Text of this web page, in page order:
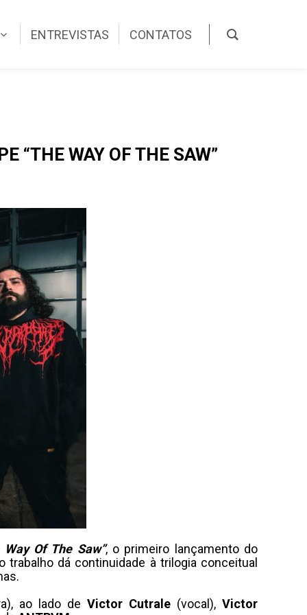
ENTREVISTAS CONTATOS
“THE WAY OF THE SAW”
Way Of The Saw”, o primeiro lançamento do
dá continuidade à trilogia conceitual
ao lado deVictor Cutrale (vocal),Victor